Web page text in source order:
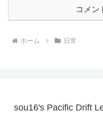
コメン
ホーム 日常
sou16's Pacific Drift